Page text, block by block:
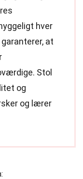
hver
at
Stol
og
og lærer